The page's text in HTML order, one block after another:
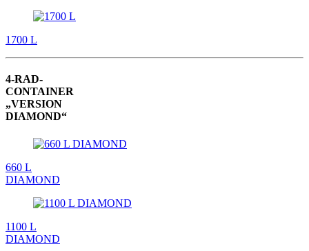
1700 L
4-RAD-
CONTAINER
„VERSION
DIAMOND“
660 L
DIAMOND
1100 L
DIAMOND